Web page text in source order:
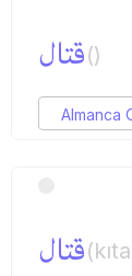
قتال()
Almanca
قتال